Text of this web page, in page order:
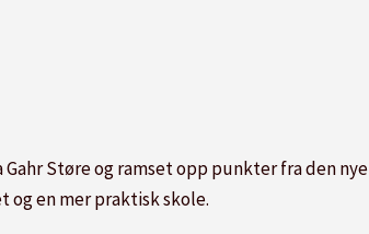
Støre og ramset opp punkter fra den nye
en mer praktisk skole.